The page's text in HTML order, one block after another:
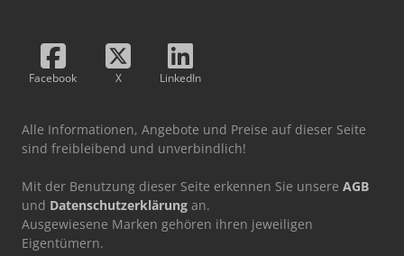
Facebook X LinkedIn
Alle Informationen, Angebote und Preise auf dieser Seite
sind freibleibend und unverbindlich!
Mit der Benutzung dieser Seite erkennen Sie unsere AGB
und Datenschutzerklärung an.
Ausgewiesene Marken gehören ihren jeweiligen
Eigentümern.